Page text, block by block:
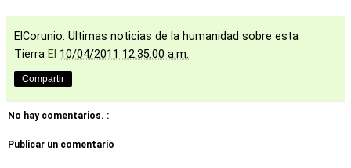
ElCorunio: Ultimas noticias de la humanidad sobre esta
Tierra El 10/04/2011 12:35:00 a.m.
Compartir
No hay comentarios. :
Publicar un comentario